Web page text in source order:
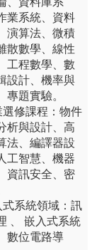
業系統、資料
演算法、微積
散數學、線性
工程數學、數
設計、機率與
專題實驗。
選修課程：物件
析與設計、高
法、編譯器設
工智慧、機器
資訊安全、密
式系統領域：訊
、 嵌入式系統
數位電路導